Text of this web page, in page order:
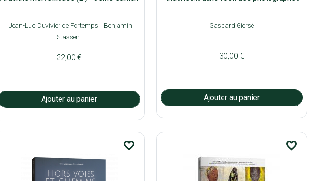
Jean-Luc Duvivier de Fortemps
Benjamin
Stassen
32,00 €
Gaspard Giersé
30,00 €
favorite_border favorite_border